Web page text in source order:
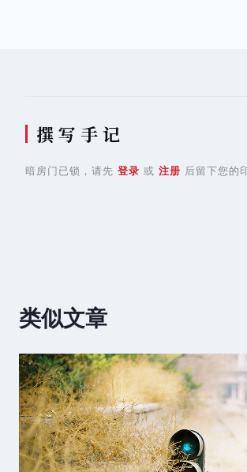
撰 写 手 记
暗房门已锁，请先 登录 或 注册 后留下您的
类似文章